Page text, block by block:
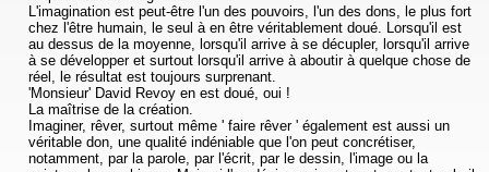
L'imagination est peut-être l'un des pouvoirs, l'un des dons, le plus fort
chez l'être humain, le seul à en être véritablement doué. Lorsqu'il est
au dessus de la moyenne, lorsqu'il arrive à se décupler, lorsqu'il arrive
à se développer et surtout lorsqu'il arrive à aboutir à quelque chose de
réel, le résultat est toujours surprenant.
'Monsieur' David Revoy en est doué, oui !
La maîtrise de la création.
Imaginer, rêver, surtout même ' faire rêver ' également est aussi un
véritable don, une qualité indéniable que l'on peut concrétiser,
notamment, par la parole, par l'écrit, par le dessin, l'image ou la